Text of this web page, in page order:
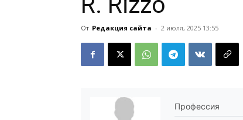
От Редакция сайта - 2 июля, 2025 13:55
Профессия